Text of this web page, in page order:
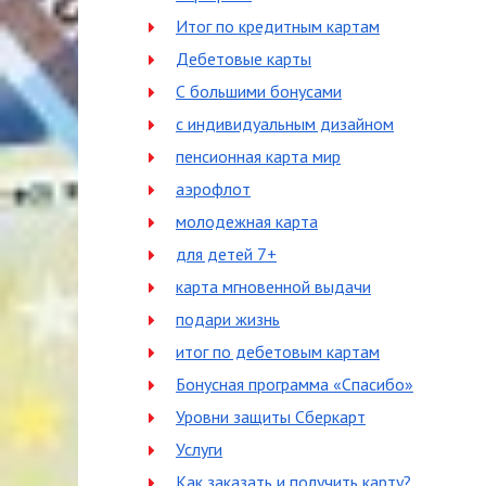
Итог по кредитным картам
Дебетовые карты
С большими бонусами
с индивидуальным дизайном
пенсионная карта мир
аэрофлот
молодежная карта
для детей 7+
карта мгновенной выдачи
подари жизнь
итог по дебетовым картам
Бонусная программа «Спасибо»
Уровни защиты Сберкарт
Услуги
Как заказать и получить карту?